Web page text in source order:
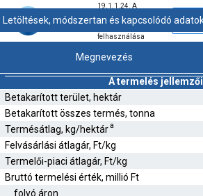
19.1.1.24. A
zöldségfélék
felhasználása
Megnevezés
A termelés jellemzői
Betakarított terület, hektár
Betakarított összes termés, tonna
Termésátlag, kg/hektára
Felvásárlási átlagár, Ft/kg
Termelői-piaci átlagár, Ft/kg
Bruttó termelési érték, millió Ft
folyó áron